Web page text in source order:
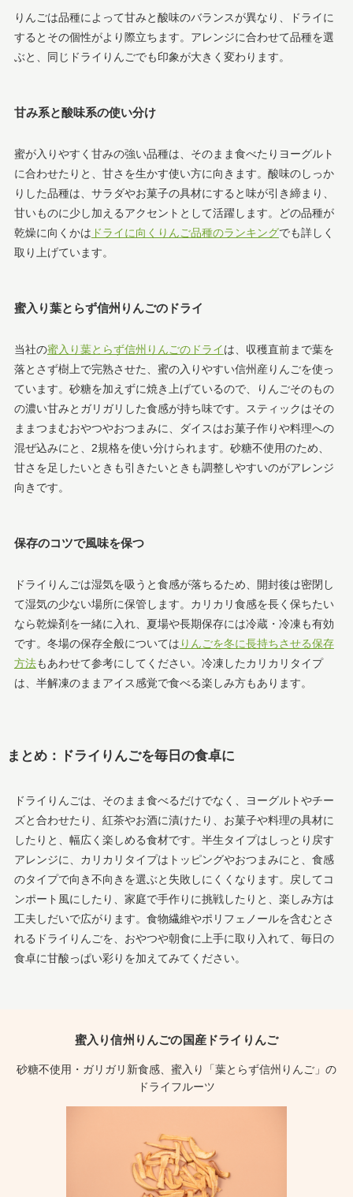
りんごは品種によって甘みと酸味のバランスが異なり、ドライに
するとその個性がより際立ちます。アレンジに合わせて品種を選
ぶと、同じドライりんごでも印象が大きく変わります。
甘み系と酸味系の使い分け
蜜が入りやすく甘みの強い品種は、そのまま食べたりヨーグルト
に合わせたりと、甘さを生かす使い方に向きます。酸味のしっか
りした品種は、サラダやお菓子の具材にすると味が引き締まり、
甘いものに少し加えるアクセントとして活躍します。どの品種が
乾燥に向くかは ドライに向くりんご品種のランキングでも詳しく
取り上げています。
蜜入り葉とらず信州りんごのドライ
当社の蜜入り葉とらず信州りんごのドライは、収穫直前まで葉を
落とさず樹上で完熟させた、蜜の入りやすい信州産りんごを使っ
ています。砂糖を加えずに焼き上げているので、りんごそのもの
の濃い甘みとガリガリした食感が持ち味です。スティックはその
ままつまむおやつやおつまみに、ダイスはお菓子作りや料理への
混ぜ込みにと、2規格を使い分けられます。砂糖不使用のため、
甘さを足したいときも引きたいときも調整しやすいのがアレンジ
向きです。
保存のコツで風味を保つ
ドライりんごは湿気を吸うと食感が落ちるため、開封後は密閉し
て湿気の少ない場所に保管します。カリカリ食感を長く保ちたい
なら乾燥剤を一緒に入れ、夏場や長期保存には冷蔵・冷凍も有効
です。冬場の保存全般については りんごを冬に長持ちさせる保存
方法もあわせて参考にしてください。冷凍したカリカリタイプ
は、半解凍のままアイス感覚で食べる楽しみ方もあります。
まとめ：ドライりんごを毎日の食卓に
ドライりんごは、そのまま食べるだけでなく、ヨーグルトやチー
ズと合わせたり、紅茶やお酒に漬けたり、お菓子や料理の具材に
したりと、幅広く楽しめる食材です。半生タイプはしっとり戻す
アレンジに、カリカリタイプはトッピングやおつまみにと、食感
のタイプで向き不向きを選ぶと失敗しにくくなります。戻してコ
ンポート風にしたり、家庭で手作りに挑戦したりと、楽しみ方は
工夫しだいで広がります。食物繊維やポリフェノールを含むとさ
れるドライりんごを、おやつや朝食に上手に取り入れて、毎日の
食卓に甘酸っぱい彩りを加えてみてください。
蜜入り信州りんごの国産ドライりんご
砂糖不使用・ガリガリ新食感、蜜入り「葉とらず信州りんご」の
ドライフルーツ